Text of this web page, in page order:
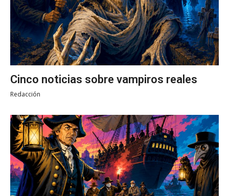
Cinco noticias sobre vampiros reales
Redacción